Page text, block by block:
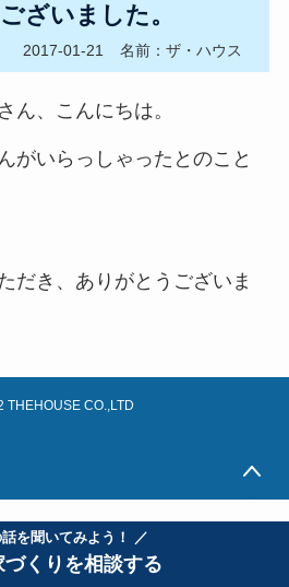
を聞いてみよう！ ／
くりを相談する
ざいました。
2017-01-21 名前：ザ・ハウス
ん、こんにちは。
がいらっしゃったとのこと
だき、ありがとうございま
THEHOUSE CO.,LTD